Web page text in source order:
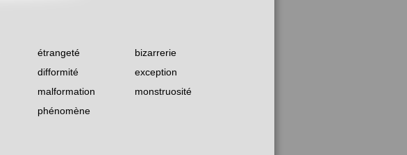
étrangeté
bizarrerie
difformité
exception
malformation
monstruosité
phénomène